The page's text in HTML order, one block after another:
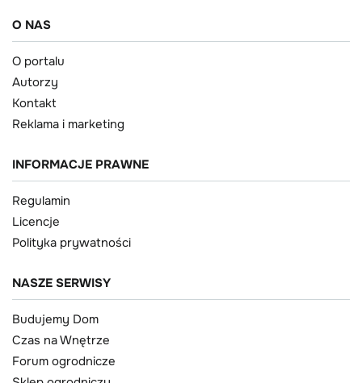
O NAS
O portalu
Autorzy
Kontakt
Reklama i marketing
INFORMACJE PRAWNE
Regulamin
Licencje
Polityka prywatności
NASZE SERWISY
Budujemy Dom
Czas na Wnętrze
Forum ogrodnicze